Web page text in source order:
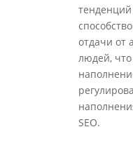
тенденций
отдачи от
людей,
SEO.